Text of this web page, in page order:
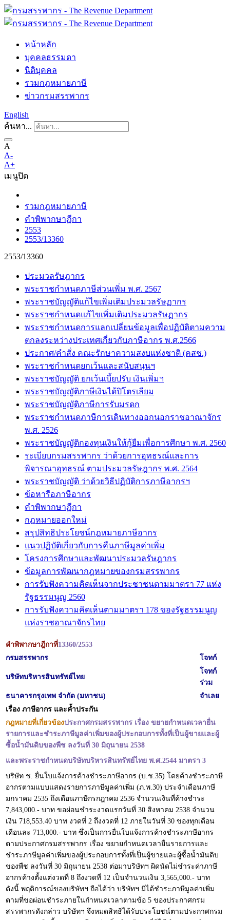
หน้าหลัก
บุคคลธรรมดา
นิติบุคคล
รวมกฎหมายภาษี
ข่าวกรมสรรพากร
English
ค้นหา...
A
A-
A+
เมนูปิด
รวมกฎหมายภาษี
คำพิพากษาฏีกา
2553
2553/13360
2553/13360
ประมวลรัษฎากร
พระราชกำหนดภาษีส่วนเพิ่ม พ.ศ. 2567
พระราชบัญญัติแก้ไขเพิ่มเติมประมวลรัษฏากร
พระราชกำหนดแก้ไขเพิ่มเติมประมวลรัษฏากร
พระราชกำหนดการแลกเปลี่ยนข้อมูลเพื่อปฏิบัติตามความ
ตกลงระหว่างประเทศเกี่ยวกับภาษีอากร พ.ศ.2566
ประกาศ/คำสั่ง คณะรักษาความสงบแห่งชาติ (คสช.)
พระราชกำหนดยกเว้นและสนับสนุนฯ
พระราชบัญญัติ ยกเว้นเบี้ยปรับ เงินเพิ่มฯ
พระราชบัญญัติภาษีเงินได้ปิโตรเลียม
พระราชบัญญัติภาษีการรับมรดก
พระราชกำหนดภาษีการเดินทางออกนอกราชอาณาจักร
พ.ศ. 2526
พระราชบัญญัติกองทุนเงินให้กู้ยืมเพื่อการศึกษา พ.ศ. 2560
ระเบียบกรมสรรพากร ว่าด้วยการอุทธรณ์และการ
พิจารณาอุทธรณ์ ตามประมวลรัษฎากร พ.ศ. 2564
พระราชบัญญัติ ว่าด้วยวิธีปฏิบัติการภาษีอากรฯ
ข้อหารือภาษีอากร
คำพิพากษาฏีกา
กฎหมายออกใหม่
สรุปสิทธิประโยชน์กฎหมายภาษีอากร
แนวปฏิบัติเกี่ยวกับการคืนภาษีมูลค่าเพิ่ม
โครงการศึกษาและพัฒนาประมวลรัษฎากร
ข้อมูลการพัฒนากฎหมายของกรมสรรพากร
การรับฟังความคิดเห็นจากประชาชนตามมาตรา 77 แห่ง
รัฐธรรมนูญ 2560
การรับฟังความคิดเห็นตามมาตรา 178 ของรัฐธรรมนูญ
แห่งราชอาณาจักรไทย
คำพิพากษาฎีกาที่13360/2553
กรมสรรพากร
โจทก์
บริษัทบริหารสินทรัพย์ไทย
โจทก์
ร่วม
ธนาคารกรุงเทพ จำกัด (มหาชน)
จำเลย
เรื่อง ภาษีอากร และค้ำประกัน
กฎหมายที่เกี่ยวข้องประกาศกรมสรรพากร เรื่อง ขยายกำหนดเวลายื่น
รายการและชำระภาษีมูลค่าเพิ่มของผู้ประกอบการทั้งที่เป็นผู้ขายและผู้
ซื้อน้ำมันดิบของพืช ลงวันที่ 30 มิถุนายน 2538
และพระราชกำหนดบริษัทบริหารสินทรัพย์ไทย พ.ศ.2544 มาตรา 3
บริษัท ช. ยื่นใบแจ้งการค้างชำระภาษีอากร (บ.ช.35) โดยค้างชำระภาษี
อากรตามแบบแสดงรายการภาษีมูลค่าเพิ่ม (ภ.พ.30) ประจำเดือนภาษี
มกราคม 2535 ถึงเดือนภาษีกรกฎาคม 2536 จำนวนเงินที่ค้างชำระ
7,843,000.- บาท ขอผ่อนชำระงวดแรกวันที่ 30 สิงหาคม 2538 จำนวน
เงิน 718,553.40 บาท งวดที่ 2 ถึงงวดที่ 12 ภายในวันที่ 30 ของทุกเดือน
เดือนละ 713,000.- บาท ซึ่งเป็นการยื่นใบแจ้งการค้างชำระภาษีอากร
ตามประกาศกรมสรรพากร เรื่อง ขยายกำหนดเวลายื่นรายการและ
ชำระภาษีมูลค่าเพิ่มของผู้ประกอบการทั้งที่เป็นผู้ขายและผู้ซื้อน้ำมันดิบ
ของพืช ลงวันที่ 30 มิถุนายน 2538 ต่อมาบริษัทฯ ผิดนัดไม่ชำระค่าภาษี
อากรค้างตั้งแต่งวดที่ 8 ถึงงวดที่ 12 เป็นจำนวนเงิน 3,565,000.- บาท
ดังนี้ พฤติการณ์ของบริษัทฯ ถือได้ว่า บริษัทฯ มิได้ชำระภาษีมูลค่าเพิ่ม
ตามที่ขอผ่อนชำระภายในกำหนดเวลาตามข้อ 5 ของประกาศกรม
สรรพากรดังกล่าว บริษัทฯ จึงหมดสิทธิได้รับประโยชน์ตามประกาศกรม